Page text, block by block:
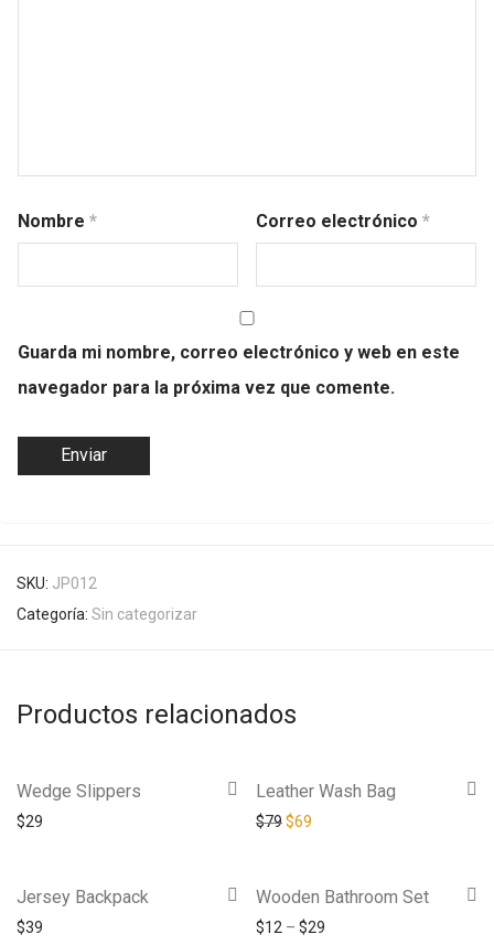
Nombre * Correo electrónico*
Guarda mi nombre, correo electrónico y web en este
navegador para la próxima vez que comente.
SKU: JP012
Categoría: Sin categorizar
Productos relacionados
Wedge Slippers
$29
Leather Wash Bag
$79$69
Jersey Backpack
$39
Wooden Bathroom Set
$12 – $29